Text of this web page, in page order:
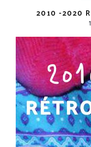
2010 -2020